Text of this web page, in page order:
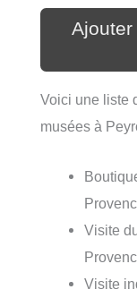
Voici une liste
musées à
Visite
Visite